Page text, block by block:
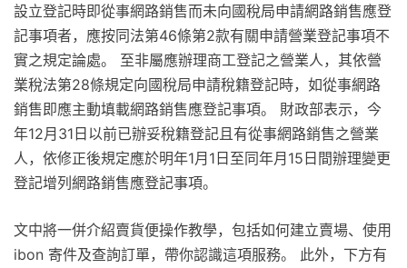
設立登記時即從事網路銷售而未向國稅局申請網路銷售應登
記事項者，應按同法第46條第2款有關申請營業登記事項不
實之規定論處。 至非屬應辦理商工登記之營業人，其依營
業稅法第28條規定向國稅局申請稅籍登記時，如從事網路
銷售即應主動填載網路銷售應登記事項。 財政部表示，今
年12月31日以前已辦妥稅籍登記且有從事網路銷售之營業
人，依修正後規定應於明年1月1日至同年月15日間辦理變更
登記增列網路銷售應登記事項。
文中將一併介紹賣貨便操作教學，包括如何建立賣場、使用
ibon 寄件及查詢訂單，帶你認識這項服務。 此外，下方有